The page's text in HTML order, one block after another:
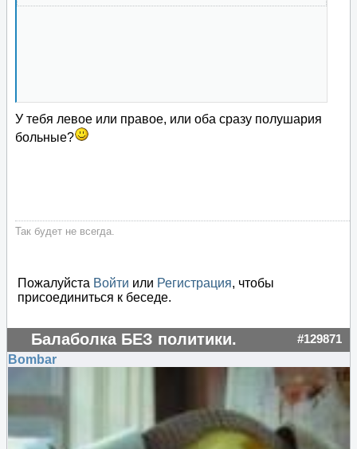
У тебя левое или правое, или оба сразу полушария
больные?
Так будет не всегда.
Пожалуйста Войти или Регистрация, чтобы
присоединиться к беседе.
Балаболка БЕЗ политики. #129871
Bombar